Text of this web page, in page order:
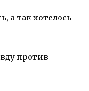
а так хотелось
против